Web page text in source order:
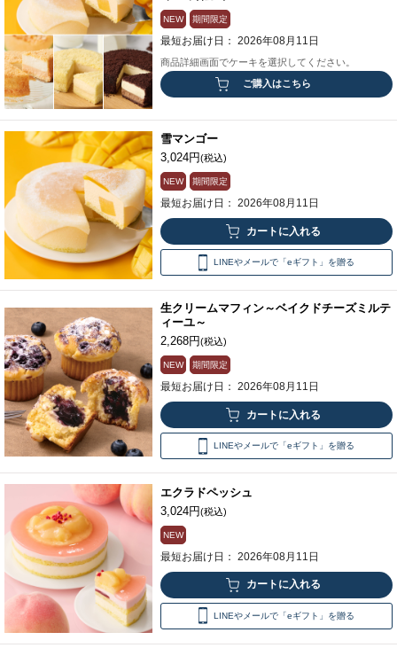
NEW 期間限定
最短お届け日： 2026年08月11日
商品詳細画面でケーキを選択してください。
ご購入はこちら
雪マンゴー
3,024円(税込)
NEW 期間限定
最短お届け日： 2026年08月11日
LINEやメールで「eギフト」を贈る
生クリームマフィン～ベイクドチーズミルテ
ィーユ～
2,268円(税込)
NEW 期間限定
最短お届け日： 2026年08月11日
LINEやメールで「eギフト」を贈る
エクラドペッシュ
3,024円(税込)
NEW
最短お届け日： 2026年08月11日
LINEやメールで「eギフト」を贈る